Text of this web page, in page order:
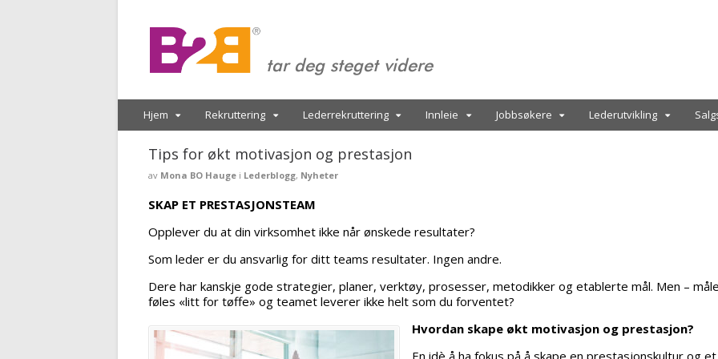
tar deg steget videre
Hjem Rekruttering Lederrekruttering Innleie Jobbsøkere Lederutvikling
Tips for økt motivasjon og prestasjon
av Mona BO Hauge i Lederblogg, Nyheter
SKAP ET PRESTASJONSTEAM
Opplever du at din virksomhet ikke når ønskede resultater?
Som leder er du ansvarlig for ditt teams resultater. Ingen andre.
Dere har kanskje gode strategier, planer, verktøy, prosesser, metodikker og etablerte mål. Men –
føles «litt for tøffe» og teamet leverer ikke helt som du forventet?
Hvordan skape økt motivasjon og prestasjon?